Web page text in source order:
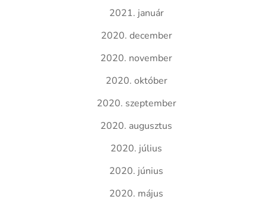
2021. január
2020. december
2020. november
2020. október
2020. szeptember
2020. augusztus
2020. július
2020. június
2020. május